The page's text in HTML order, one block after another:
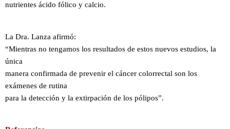
nutrientes ácido fólico y calcio.
La Dra. Lanza afirmó:
“Mientras no tengamos los resultados de estos nuevos estudios, la
única
manera confirmada de prevenir el cáncer colorrectal son los
exámenes de rutina
para la detección y la extirpación de los pólipos”.